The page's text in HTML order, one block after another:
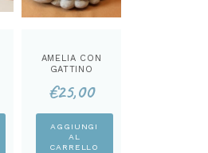
AMELIA CON
GATTINO
KIT
€25,00
AGGIUNGI
AL
CARRELLO